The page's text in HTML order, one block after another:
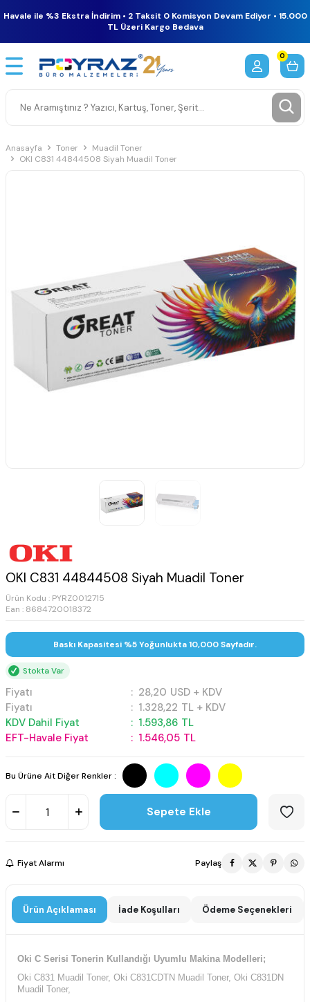
Havale ile %3 Ekstra İndirim • 2 Taksit 0 Komisyon Devam Ediyor • 15.000
TL Üzeri Kargo Bedava
0
Anasayfa Toner
Muadil Toner
OKI C831 44844508 Siyah Muadil Toner
OKI C831 44844508 Siyah Muadil Toner
Ürün Kodu : PYRZ0012715
Ean : 8684720018372
Baskı Kapasitesi %5 Yoğunlukta 10,000 Sayfadır.
Stokta Var
Fiyatı : 28,20 USD + KDV
Fiyatı
: 1.328,22 TL + KDV
KDV Dahil Fiyat
: 1.593,86 TL
EFT-Havale Fiyat
: 1.546,05 TL
Bu Ürüne Ait Diğer Renkler :
Sepete Ekle
Fiyat Alarmı Paylaş
Ürün Açıklaması İade Koşulları Ödeme Seçenekleri
Oki C Serisi Tonerin Kullandığı Uyumlu Makina Modelleri;
Oki C831 Muadil Toner, Oki C831CDTN Muadil Toner, Oki C831DN
Muadil Toner,